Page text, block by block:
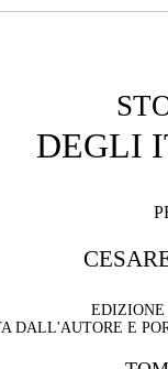
DEGLI
EDIZIONE
DALL'AUTORE E